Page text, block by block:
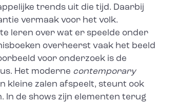
trends uit die tijd. Daarbij
vermaak voor het volk.
leren over wat er speelde onder
overheerst vaak het beeld
voor onderzoek is de
Het moderne contemporary
kleine zalen afspeelt, steunt ook
In de shows zijn elementen terug